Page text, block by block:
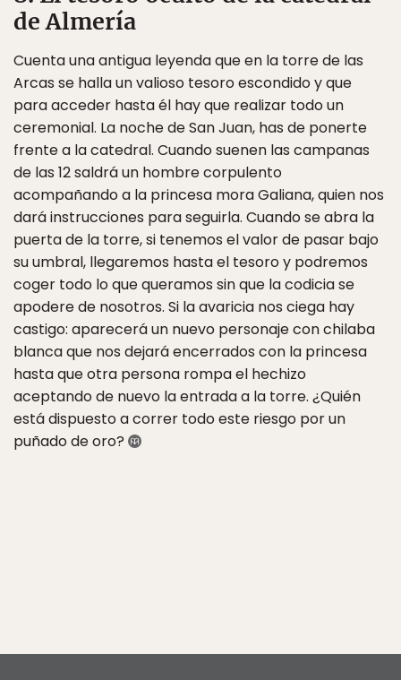
de Almería
Cuenta una antigua leyenda que en la torre de las
Arcas se halla un valioso tesoro escondido y que
para acceder hasta él hay que realizar todo un
ceremonial. La noche de San Juan, has de ponerte
frente a la catedral. Cuando suenen las campanas
de las 12 saldrá un hombre corpulento
acompañando a la princesa mora Galiana, quien nos
dará instrucciones para seguirla. Cuando se abra la
puerta de la torre, si tenemos el valor de pasar bajo
su umbral, llegaremos hasta el tesoro y podremos
coger todo lo que queramos sin que la codicia se
apodere de nosotros. Si la avaricia nos ciega hay
castigo: aparecerá un nuevo personaje con chilaba
blanca que nos dejará encerrados con la princesa
hasta que otra persona rompa el hechizo
aceptando de nuevo la entrada a la torre. ¿Quién
está dispuesto a correr todo este riesgo por un
puñado de oro?